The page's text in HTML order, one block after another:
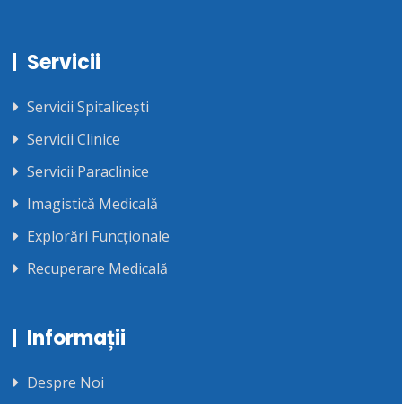
Servicii
Servicii Spitalicești
Servicii Clinice
Servicii Paraclinice
Imagistică Medicală
Explorări Funcționale
Recuperare Medicală
Informații
Despre Noi